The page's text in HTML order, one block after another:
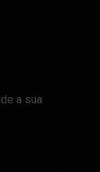
a sua